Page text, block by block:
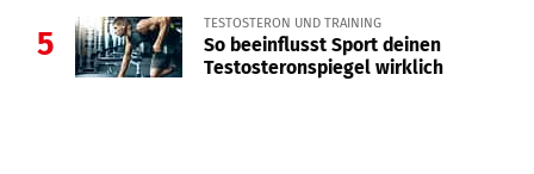
5
TESTOSTERON UND TRAINING
So beeinflusst Sport deinen
Testosteronspiegel wirklich